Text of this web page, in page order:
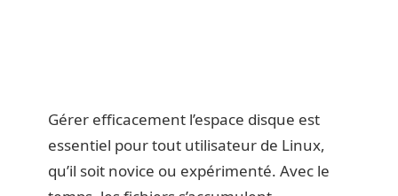
Gérer efficacement l’espace disque est
essentiel pour tout utilisateur de Linux,
qu’il soit novice ou expérimenté. Avec le